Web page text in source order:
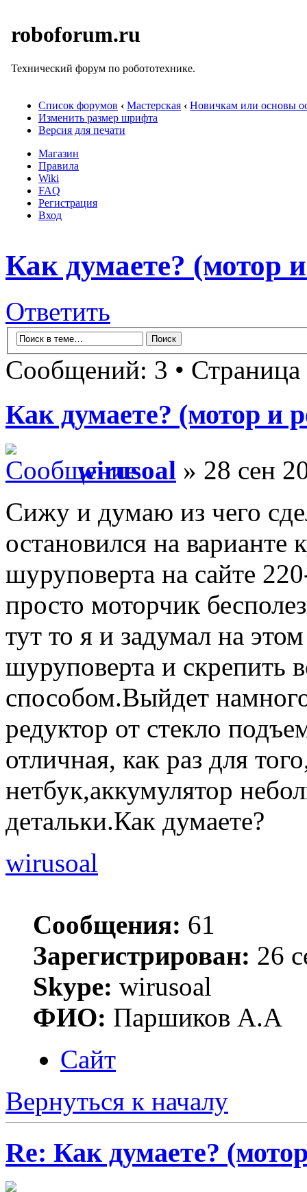
roboforum.ru
Технический форум по робототехнике.
Список форумов ‹ Мастерская ‹ Новичкам или основы
Изменить размер шрифта
Версия для печати
Магазин
Правила
Wiki
FAQ
Регистрация
Вход
Как думаете? (мотор
Ответить
Сообщений: 3 • Страница
Как думаете? (мотор и
wirusoal » 28 сен
Сижу и думаю из чего
остановился на варианте
шуруповерта на сайте
просто моторчик
тут то я и задумал на
шуруповерта и скрепить
способом.Выйдет
редуктор от стекло
отличная, как раз для
нетбук,аккумулятор
детальки.Как думаете?
wirusoal
Сообщения: 61
Зарегистрирован: 26
Skype: wirusoal
ФИО: Паршиков А.А
Сайт
Вернуться к началу
Re: Как думаете?